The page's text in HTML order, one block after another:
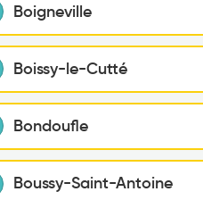
Boigneville
Boissy-le-Cutté
Bondoufle
Boussy-Saint-Antoine